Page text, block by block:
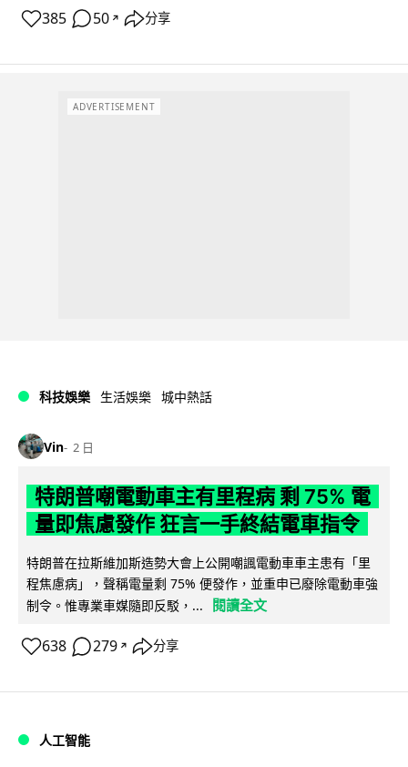
385 50 ↗ 分享
ADVERTISEMENT
科技娛樂 生活娛樂 城中熱話
Vin 2 日
特朗普嘲電動車主有里程病 剩 75% 電
量即焦慮發作 狂言一手終結電車指令
特朗普在拉斯維加斯造勢大會上公開嘲諷電動車車主患有「里
程焦慮病」，聲稱電量剩 75% 便發作，並重申已廢除電動車強
制令。惟專業車媒隨即反駁，...
閱讀全文
638 279 ↗ 分享
人工智能